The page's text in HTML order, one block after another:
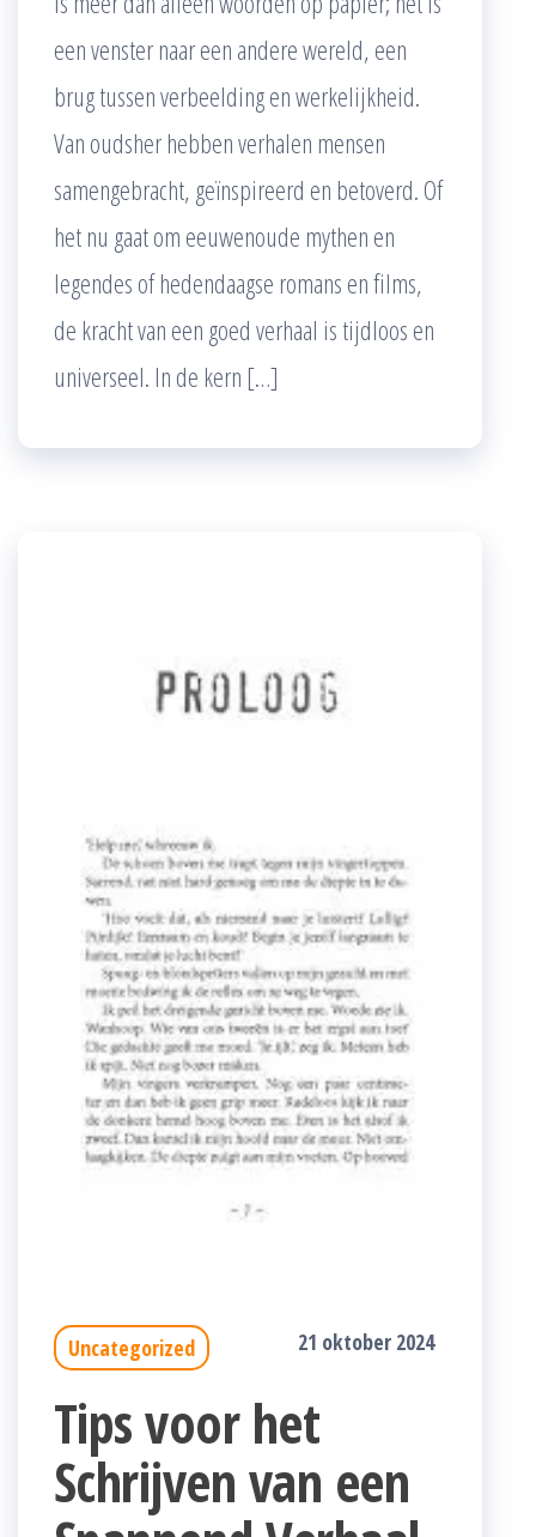
een venster naar een andere wereld, een
brug tussen verbeelding en werkelijkheid.
Van oudsher hebben verhalen mensen
samengebracht, geïnspireerd en betoverd. Of
het nu gaat om eeuwenoude mythen en
legendes of hedendaagse romans en films,
de kracht van een goed verhaal is tijdloos en
universeel. In de kern […]
Uncategorized 21 oktober 2024
Tips voor het
Schrijven van een